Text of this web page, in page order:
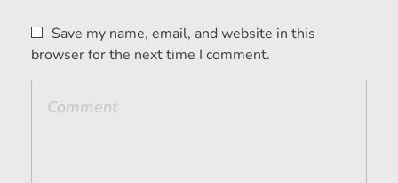
Save my name, email, and website in this
browser for the next time I comment.